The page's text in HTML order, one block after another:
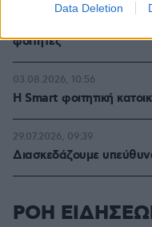
Data Deletion
Το DEI College
φοιτητές
Η Smart φοιτητική
03.08.2026, 10:56
Διασκεδάζουμε
29.07.2026, 09:39
ΡΟΗ